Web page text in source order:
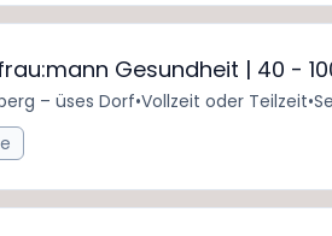
Gesundheit | 40 -
– üses Dorf•Vollzeit oder Teilzeit•